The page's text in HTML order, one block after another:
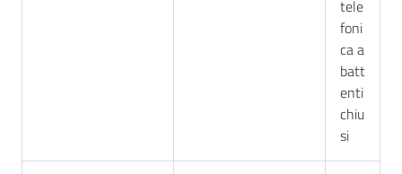
tele
foni
ca a
batt
enti
chiu
si